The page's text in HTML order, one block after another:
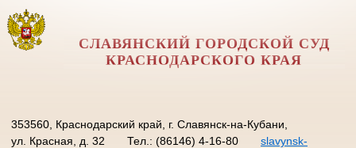
СЛАВЯНСКИЙ ГОРОДСКОЙ СУД
КРАСНОДАРСКОГО КРАЯ
353560, Краснодарский край, г. Славянск-на-Кубани,
ул. Красная, д. 32
Тел.: (86146) 4-16-80
slavynsk-